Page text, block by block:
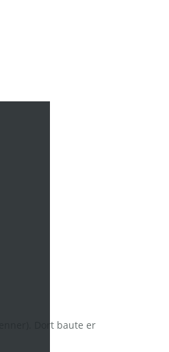
Dort baute er